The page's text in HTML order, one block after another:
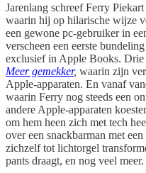
Jarenlang schreef Ferry
waarin hij op hilarische wijze
een gewone pc-gebruiker in
verscheen een eerste
exclusief in Apple Books. Drie
Meer gemekker, waarin zijn
Apple-apparaten. En vanaf
waarin Ferry nog steeds een
andere Apple-apparaten
om hem heen zich met tech
over een snackbarman met
zichzelf tot lichtorgel
pants draagt, en nog veel meer.